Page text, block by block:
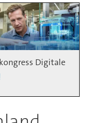
Digitale